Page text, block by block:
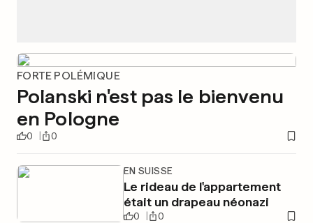
FORTE POLÉMIQUE
Polanski n'est pas le bienvenu
en Pologne
0 0
EN SUISSE
Le rideau de l'appartement
était un drapeau néonazi
0 0